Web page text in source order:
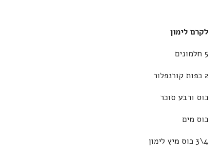
לקרם לימון
5 חלמונים
2 כפות קורנפלור
כוס ורבע סוכר
כוס מים
4\3 כוס מיץ לימון